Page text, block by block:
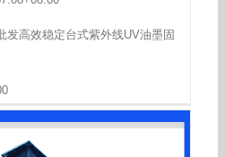
发高效稳定台式紫外线UV油墨固